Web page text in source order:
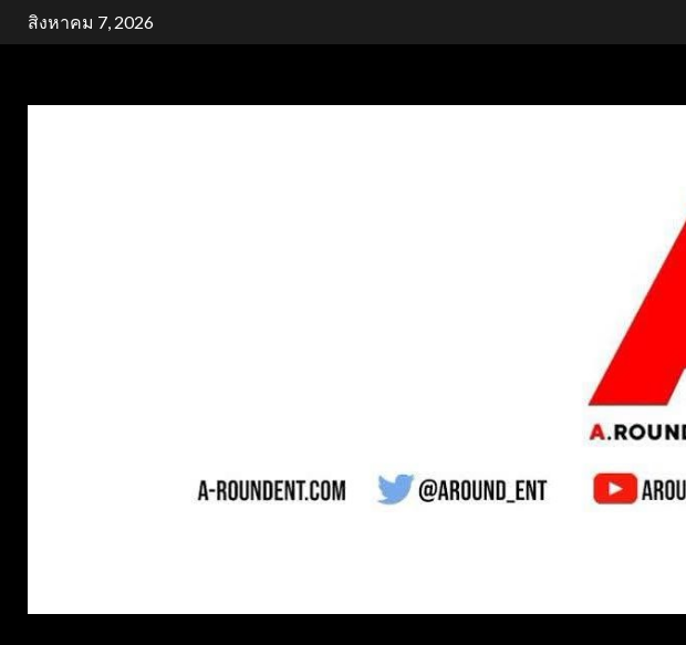
Skipสิงหาคม 7, 2026